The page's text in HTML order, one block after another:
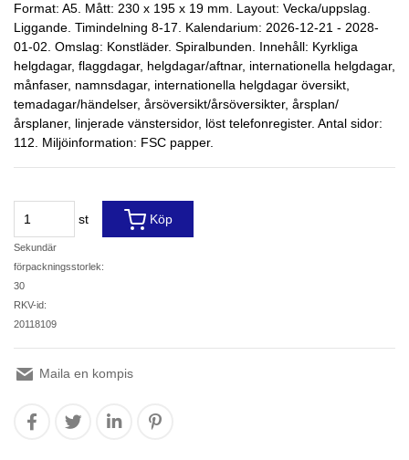
Format: A5. Mått: 230 x 195 x 19 mm. Layout: Vecka/uppslag.
Liggande. Timindelning 8-17. Kalendarium: 2026-12-21 - 2028-
01-02. Omslag: Konstläder. Spiralbunden. Innehåll: Kyrkliga
helgdagar, flaggdagar, helgdagar/aftnar, internationella helgdagar,
månfaser, namnsdagar, internationella helgdagar översikt,
temadagar/händelser, årsöversikt/årsöversikter, årsplan/
årsplaner, linjerade vänstersidor, löst telefonregister. Antal sidor:
112. Miljöinformation: FSC papper.
st
Sekundär
förpackningsstorlek:
30
RKV-id:
20118109
Köp
Maila en kompis